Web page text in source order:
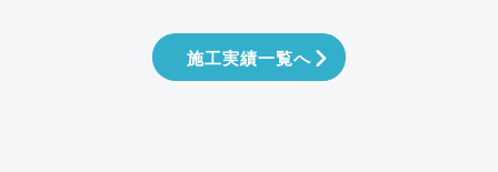
施工実績一覧へ